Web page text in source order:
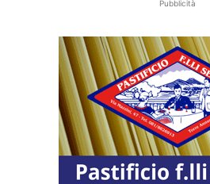
Pubblicità